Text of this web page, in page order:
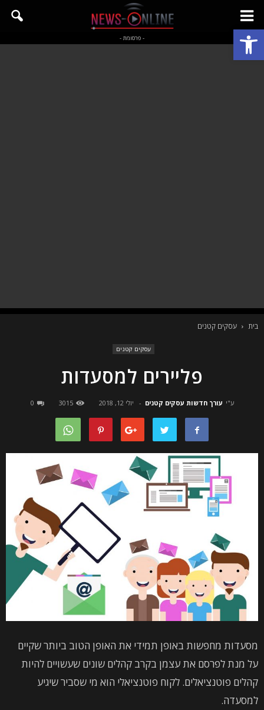
פתח סרגל נגישות - פרסומת -
בית עסקים קטנים
עסקים קטנים
פליירים למסעדות
ע"י עורך חדשות עסקים קטנים - יולי 12, 2018 3015
0
מסעדות מחפשות באופן תמידי את האופן הטוב ביותר שקיים
על מנת לפרסם את עצמן בקרב קהלים שונים שעשויים להיות
קהלים פוטנציאלים. לקוח פוטנציאלי הוא מי שסביר שיגיע
למסעדה.